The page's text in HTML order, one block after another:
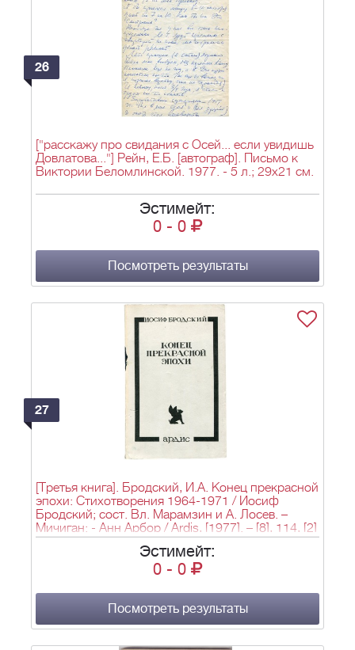
26
["расскажу про свидания с Осей... если увидишь
Довлатова..."] Рейн, Е.Б. [автограф]. Письмо к
Виктории Беломлинской. 1977. - 5 л.; 29х21 см.
Эстимейт:
0 - 0
Посмотреть результаты
27
[Третья книга]. Бродский, И.А. Конец прекрасной
эпохи: Стихотворения 1964-1971 / Иосиф
Бродский; сост. Вл. Марамзин и А. Лосев. –
Мичиган: - Анн Арбор / Ardis, [1977]. – [8], 114, [2]
c.; 21х13,5 см.
Эстимейт:
0 - 0
Посмотреть результаты